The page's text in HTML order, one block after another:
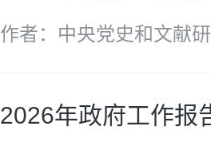
作者：中央党史和文献
2026年政府工作报